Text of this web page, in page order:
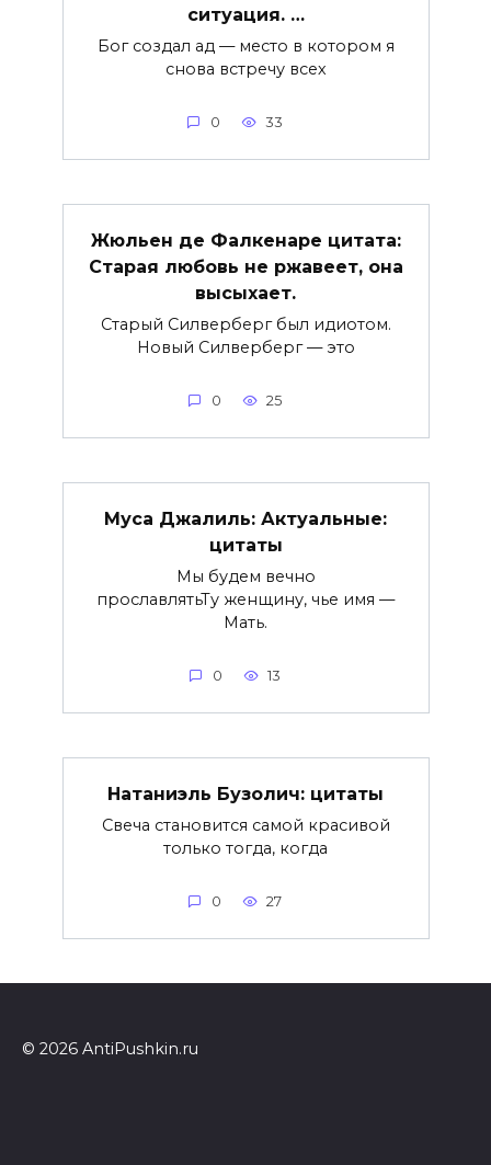
ситуация. …
Бог создал ад — место в котором я
снова встречу всех
0 33
Жюльен де Фалкенаре цитата:
Старая любовь не ржавеет, она
высыхает.
Старый Силверберг был идиотом.
Новый Силверберг — это
0 25
Муса Джалиль: Актуальные:
цитаты
Мы будем вечно
прославлятьТу женщину, чье имя —
Мать.
0 13
Натаниэль Бузолич: цитаты
Свеча становится самой красивой
только тогда, когда
0 27
© 2026 AntiPushkin.ru